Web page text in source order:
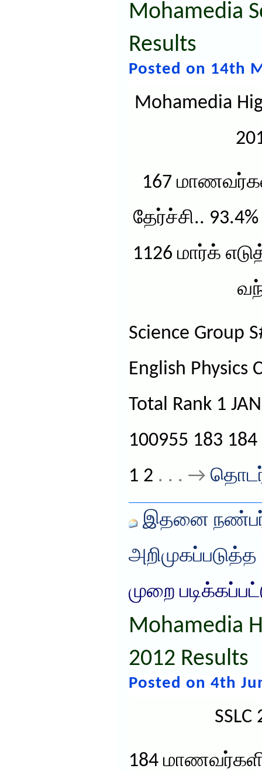
Mohamedia
Results
Posted on 14th
Mohamedia
167
தேர்ச்சி..
1126 மார்க்
Science Group
English Physics
Total Rank 1
100955 183
1 2 . . . →
இதனை
அறிமுகப்படுத்த
முறை
Mohamedia
2012 Results
Posted on 4th
184